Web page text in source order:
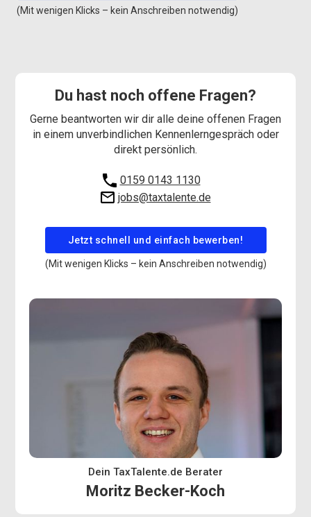
(Mit wenigen Klicks – kein Anschreiben notwendig)
Du hast noch offene Fragen?
Gerne beantworten wir dir alle deine offenen Fragen
in einem unverbindlichen Kennenlerngespräch oder
direkt persönlich.
0159 0143 1130
jobs@taxtalente.de
Jetzt schnell und einfach bewerben!
(Mit wenigen Klicks – kein Anschreiben notwendig)
Dein TaxTalente.de Berater
Moritz Becker-Koch